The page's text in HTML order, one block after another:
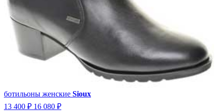
ботильоны женские Sioux
13 400 ₽ 16 080 ₽